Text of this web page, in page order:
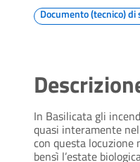
Documento (tecnico)
In Basilicata gli
quasi interamente
con questa locuzione
bensì l’estate